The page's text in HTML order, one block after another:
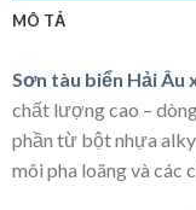
MÔ TẢ
Sơn tàu biển Hải Âu
chất lượng cao –
phần từ bột nhựa
môi pha loãng và các